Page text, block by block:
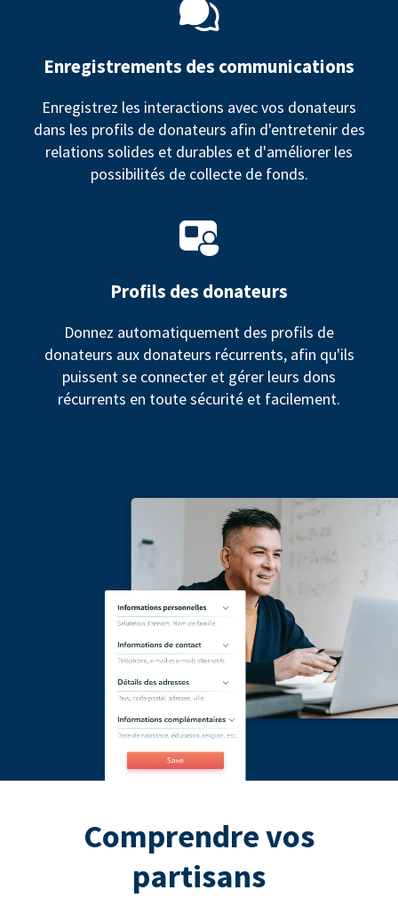
Enregistrements des communications
Enregistrez les interactions avec vos donateurs
dans les profils de donateurs afin d'entretenir des
relations solides et durables et d'améliorer les
possibilités de collecte de fonds.
Profils des donateurs
Donnez automatiquement des profils de
donateurs aux donateurs récurrents, afin qu'ils
puissent se connecter et gérer leurs dons
récurrents en toute sécurité et facilement.
Comprendre vos
partisans